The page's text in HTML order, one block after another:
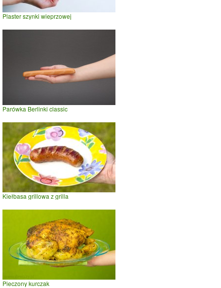
Plaster szynki wieprzowej
Parówka Berlinki classic
Kiełbasa grillowa z grilla
Pieczony kurczak